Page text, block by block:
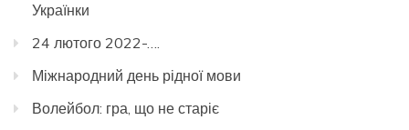
Українки
24 лютого 2022-….
Міжнародний день рідної мови
Волейбол: гра, що не старіє